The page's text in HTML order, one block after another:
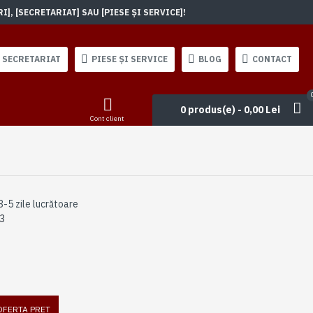
[SECRETARIAT] SAU [PIESE ȘI SERVICE]!
SECRETARIAT PIESE ȘI SERVICE BLOG CONTACT
Cont client
0 produs(e) - 0,00 Lei
5 zile lucrătoare
PRET